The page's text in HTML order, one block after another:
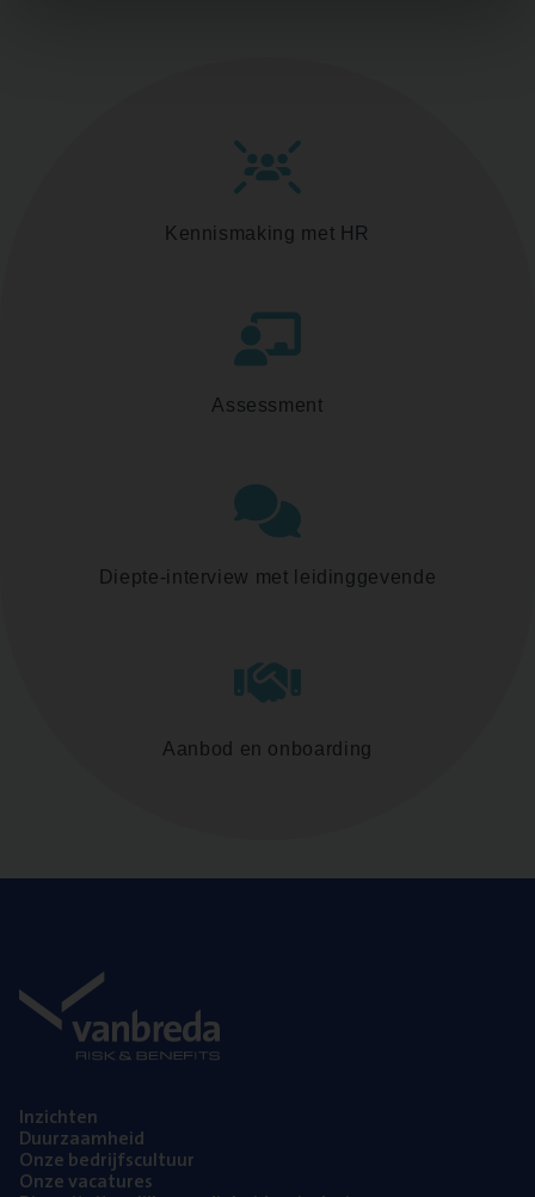
Kennismaking met HR
Assessment
Diepte-interview met leidinggevende
Aanbod en onboarding
Inzich­ten
Duur­zaam­heid
Onze bedrijfs­cul­tuur
Onze vaca­tu­res